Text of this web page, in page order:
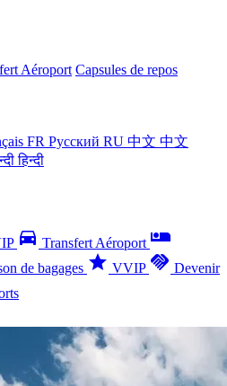
Aéroport Capsules de repos
FR Русский RU 中文 中文
हिन्दी
directions_car Transfert Aéroport airline_seat_individual_suite
de bagages star VVIP handshake Devenir